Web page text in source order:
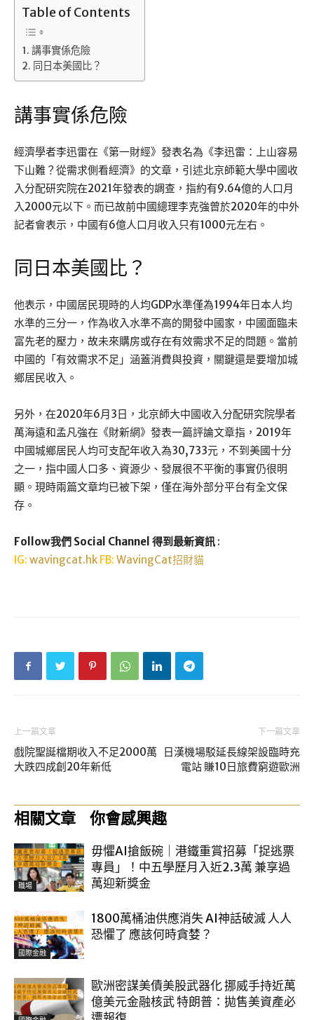
Table of Contents
講事實係危險
同日本美國比？
講事實係危險
經濟學者李迅雷在《第一財經》發表名為《李迅雷：上山容易
下山難？從需求側看經濟》的文章，引述北京師範大學中國收
入分配研究院在2021年發表的調查，指約有9.64億的人口月
入2000元以下。而已故前中國總理李克強曾於2020年的中外
記者會表示，中國有6億人口月收入只有1000元左右。
同日本美國比？
他表示，中國居民現時的人均GDP水準僅為1994年日本人均
水準的三分一，作為收入水準不高的開發中國家，中國面臨未
富先老的壓力，故未來購房或存在有效需求不足的問題。當前
中國的「有效需求不足」涵蓋消費與投資，關鍵還是要增加城
鄉居民收入。
另外，在2020年6月3日，北京師大中國收入分配研究院學者
萬海遠和孟凡強在《財新網》發表一篇評論文章指，2019年
中國城鄉居民人均可支配年收入為30,733元，不到美國十分
之一，指中國人口多、資源少、發展很不平衡的事實仍很明
顯。現時兩篇文章均已被下架，僅在海外部分平台有全文保
存。
Follow我們 Social Channel 得到最新資訊 :
IG: wavingcat.hk FB: WavingCat招財貓
上一篇文章
戲院聖誕檔期收入不足2000萬
大跌四成創20年新低
下一篇文章
日漢機場駁延長線架設臨時充
電站 賺10日旅費窮遊歐洲
相關文章 你會感興趣
職場
毋懼AI搶飯碗｜港鐵重賞招募「捉逃票
專員」！中五學歷月入近2.3萬 兼享過
萬迎新獎金
國際金融
1800萬桶油供應消失 AI神話破滅 人人
恐懼了 應該何時貪婪？
歐洲密謀美債美股武器化 挪威手持近萬
億美元金融核武 特朗普：拋售美資產必